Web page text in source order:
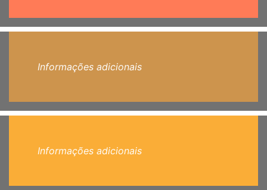
Informações adicionais
Informações adicionais